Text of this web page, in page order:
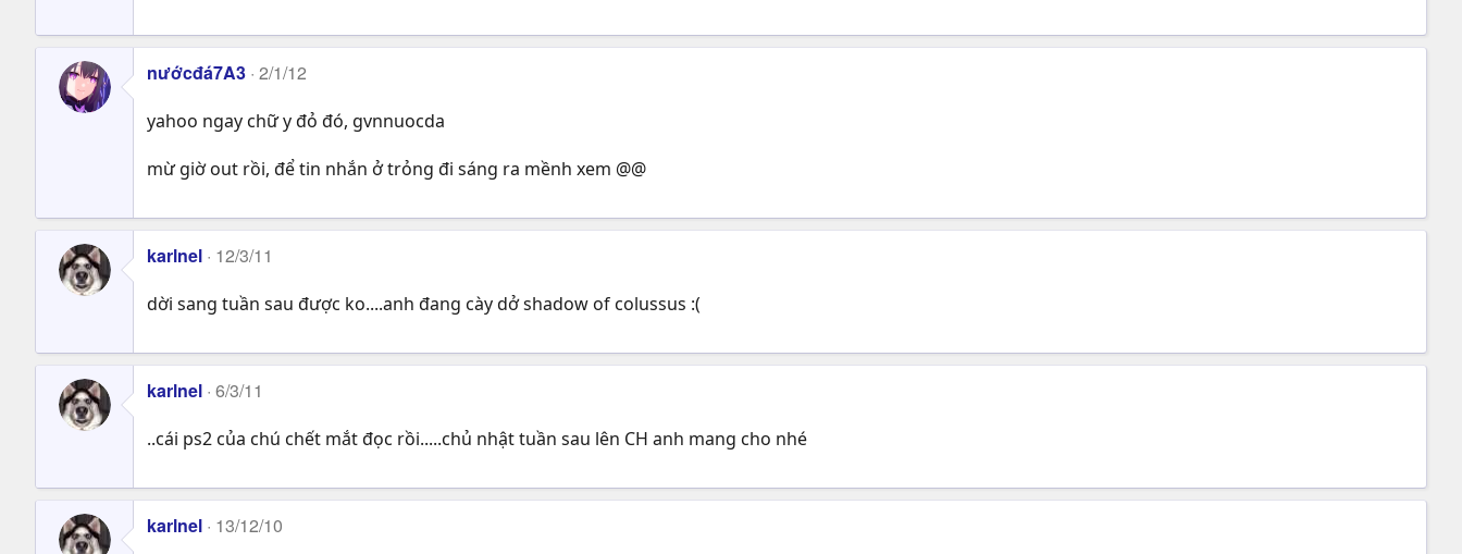
nướcđá7A3 2/1/12
yahoo ngay chữ y đỏ đó, gvnnuocda
mừ giờ out rồi, để tin nhắn ở trỏng đi sáng ra mềnh xem @@
karlnel 12/3/11
dời sang tuần sau được ko....anh đang cày dở shadow of colussus :(
karlnel 6/3/11
..cái ps2 của chú chết mắt đọc rồi.....chủ nhật tuần sau lên CH anh mang cho nhé
karlnel 13/12/10